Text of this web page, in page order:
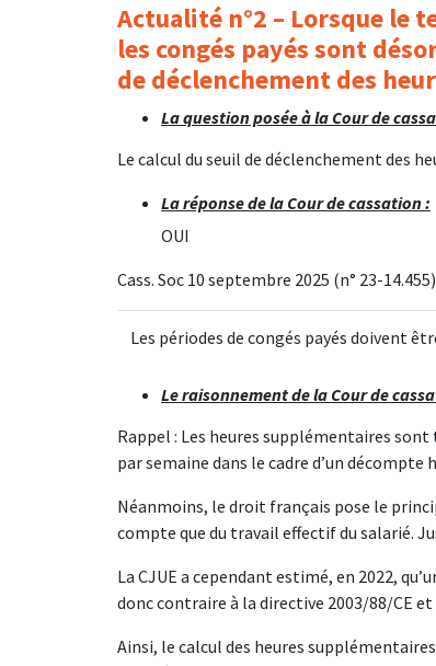
Actualité n°2 – Lorsque le
les congés payés sont
de déclenchement des
La question posée à la Cour de
Le calcul du seuil de déclenchement des
La réponse de la Cour de cassation :
OUI
Cass. Soc 10 septembre 2025 (n° 23-14.455)
Les périodes de congés payés doivent
Le raisonnement de la Cour de
Rappel : Les heures supplémentaires
par semaine dans le cadre d’un
Néanmoins, le droit français pose le
compte que du travail effectif du salarié.
La CJUE a cependant estimé, en 2022,
donc contraire à la directive 2003/88/CE
Ainsi, le calcul des heures